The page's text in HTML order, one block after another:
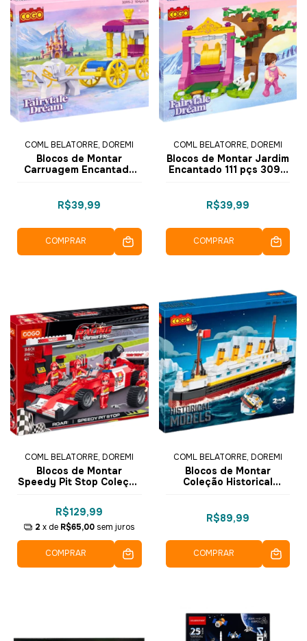
COML BELATORRE, DOREMI
Blocos de Montar
Carruagem Encantada
R$39,99
COMPRAR
COML BELATORRE, DOREMI
Blocos de Montar Jardim
Encantado 111 pçs 3099
R$39,99
COMPRAR
COML BELATORRE, DOREMI
Blocos de Montar
Speedy Pit Stop Coleção
3401 - COGO Dorémi
R$129,99
2 x de R$65,00 sem juros
COMPRAR
COML BELATORRE, DOREMI
Blocos de Montar
Coleção Historical
R$89,99
COMPRAR